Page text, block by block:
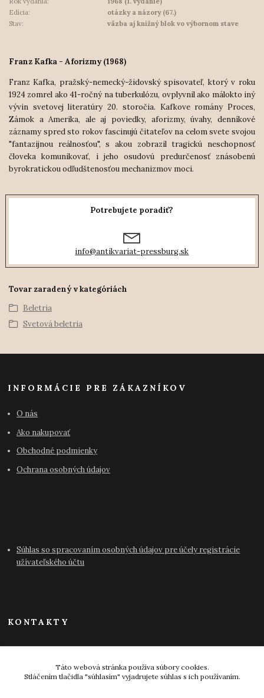
Edícia:
otázky a názory (67.)
Stav:
väzba aj knižný blok vo výbornom stave
Franz Kafka - Aforizmy (1968)
Franz Kafka, pražský-nemecký-židovský spisovateľ, ktorý v roku
1924 zomrel ako 41-ročný na tuberkulózu, ovplyvnil ako málokto iný
vývin svetovej literatúry 20. storočia. Kafkove romány Proces,
Zámok a Amerika, ale aj poviedky, aforizmy, úvahy, denníkové
záznamy spred sto rokov fascinujú čitateľov na celom svete svojou
"fantazijnou reálnosťou", s akou zobrazil tragickú neschopnosť
človeka komunikovať, i jeho osudovú predurčenosť znásobenú
byrokratickou odľudštenosťou mechanizmov moci.
Potrebujete poradiť?
info@antikvariat-pressburg.sk
Tovar zaradený v kategóriách
Beletria
Svetová beletria
INFORMÁCIE PRE ZÁKAZNÍKOV
O nás
Ako nakupovať
Obchodné podmienky
Ochrana osobných údajov
Súhlas so spracovaním osobných údajov pre účely registrácie
užívateľského účtu
KONTAKTY
Táto webová stránka používa súbory cookies.
Stláčením tlačidla "súhlasím" vyjadrujete súhlas s ich používaním.